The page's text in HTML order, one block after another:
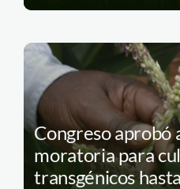
Congreso aprobó
moratoria para
transgénicos